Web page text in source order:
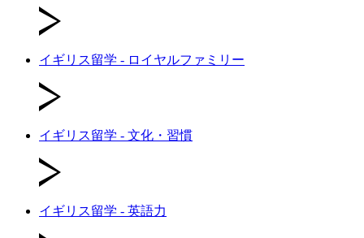
イギリス留学 - ロイヤルファミリー
イギリス留学 - 文化・習慣
イギリス留学 - 英語力